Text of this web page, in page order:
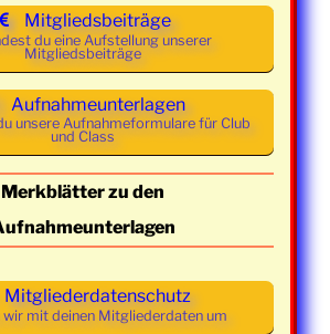
Uhr
15. April
19:00 -
Uhr
Class und
22. April
2026
19:00 -
21:30
Class und
29. April
2026
19:00 -
21:30
Uhr
Class und
Mainstream
Mitgliedsbeiträge
du eine Aufstellung unserer
Mitgliedsbeiträge
Aufnahmeunterlagen
unsere Aufnahmeformulare für Club
und Class
Merkblätter zu den
Mitgliederdatenschutz
wir mit deinen Mitgliederdaten um